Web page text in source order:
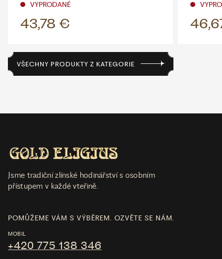
VYPRODANÉ
43,78 €
VŠECHNY PRODUKTY Z KATEGORIE
Jsme tradiční zlínské hodinářství s osobním
přístupem v každé vteřině.
POMŮŽEME VÁM S VÝBĚREM. OZVĚTE SE NÁM.
MOBIL
+420 775 138 346